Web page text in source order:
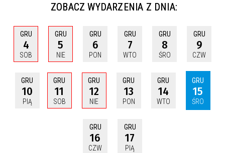
ZOBACZ WYDARZENIA Z DNIA:
GRU
4
SOB
GRU
5
NIE
GRU
6
PON
GRU
7
WTO
GRU
8
ŚRO
GRU
9
CZW
GRU
10
PIĄ
GRU
11
SOB
GRU
12
NIE
GRU
13
PON
GRU
14
WTO
GRU
15
ŚRO
GRU
16
CZW
GRU
17
PIĄ